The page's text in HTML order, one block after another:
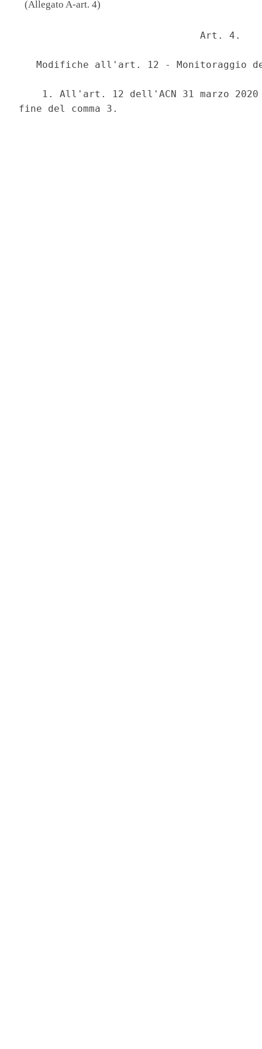
(Allegato A-art. 4)
                               Art. 4.
Modifiche all'art. 12 - Monitoraggio
1. All'art. 12 dell'ACN 31 marzo